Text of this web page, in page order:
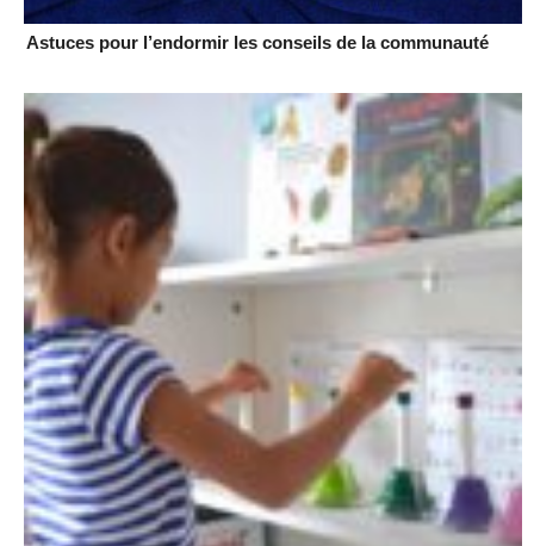
Astuces pour l’endormir les conseils de la communauté